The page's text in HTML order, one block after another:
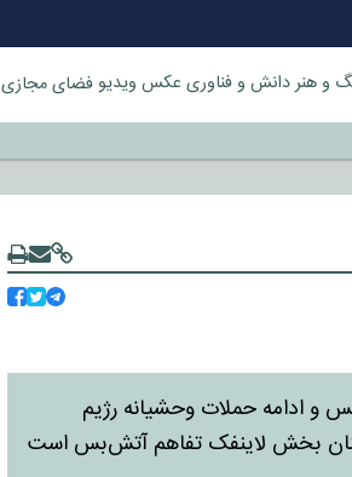
و هنردانش و فناوری عکس ویدیوفضای مجازی
و ادامه حملات وحشیانه رژیم
بخش لاینفک تفاهم آتش‌بس است